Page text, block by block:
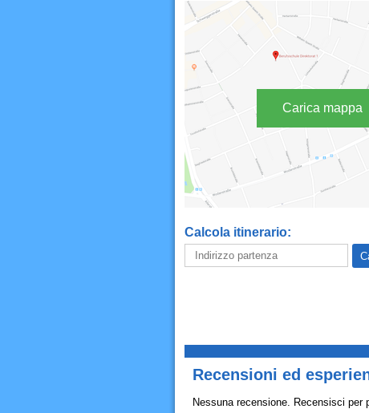
Carica mappa
Calcola itinerario:
Recensioni ed
Nessuna recensione. Recensisci per